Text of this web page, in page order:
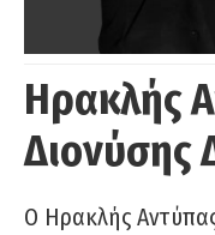
Ηρακλής
Διονύσης
Ο Ηρακλής